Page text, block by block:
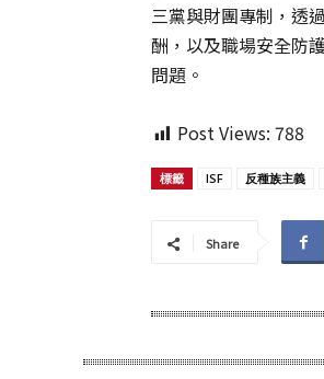
三黨與財團專制，透
酬，以及職場安全防
問題。
Post Views: 788
標籤 ISF 反種族主義
Share